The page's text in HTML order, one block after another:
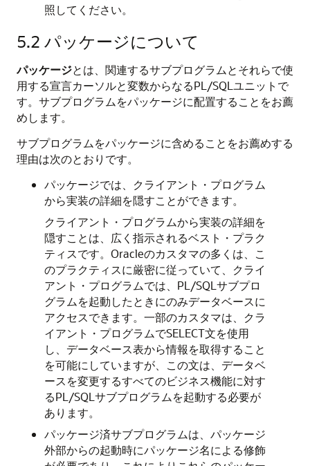
照してください。
5.2 パッケージについて
パッケージとは、関連するサブプログラムとそれらで使
用する宣言カーソルと変数からなるPL/SQLユニットで
す。サブプログラムをパッケージに配置することをお薦
めします。
サブプログラムをパッケージに含めることをお薦めする
理由は次のとおりです。
パッケージでは、クライアント・プログラム
から実装の詳細を隠すことができます。
クライアント・プログラムから実装の詳細を
隠すことは、広く指示されるベスト・プラク
ティスです。Oracleのカスタマの多くは、こ
のプラクティスに厳密に従っていて、クライ
アント・プログラムでは、PL/SQLサブプロ
グラムを起動したときにのみデータベースに
アクセスできます。一部のカスタマは、クラ
イアント・プログラムでSELECT文を使用
し、データベース表から情報を取得すること
を可能にしていますが、この文は、データベ
ースを変更するすべてのビジネス機能に対す
るPL/SQLサブプログラムを起動する必要が
あります。
パッケージ済サブプログラムは、パッケージ
外部からの起動時にパッケージ名による修飾